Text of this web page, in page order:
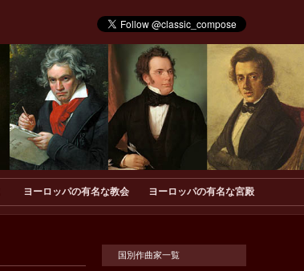
ヨーロッパの有名な教会 ヨーロッパの有名な宮殿
国別作曲家一覧